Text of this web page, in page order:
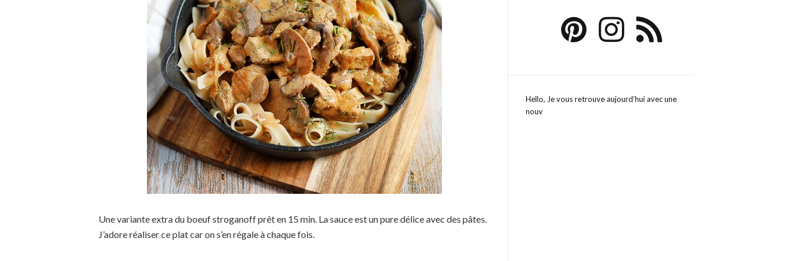
Une variante extra du boeuf stroganoff prêt en 15 min. La sauce est un pure délice avec des pâtes.
J’adore réaliser ce plat car on s’en régale à chaque fois.
Hello, Je vous retrouve aujourd’hui avec une
nouv